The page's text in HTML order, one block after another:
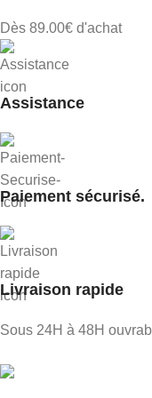
Dès 89.00€ d'achat
Assistance
Paiement sécurisé.
Livraison rapide
Sous 24H à 48H